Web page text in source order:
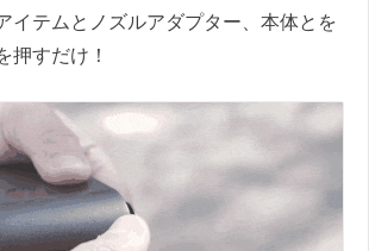
イテムとノズルアダプター、本体とを
押すだけ！